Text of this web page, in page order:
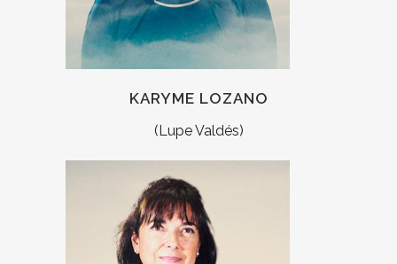
KARYME LOZANO
(Lupe Valdés)